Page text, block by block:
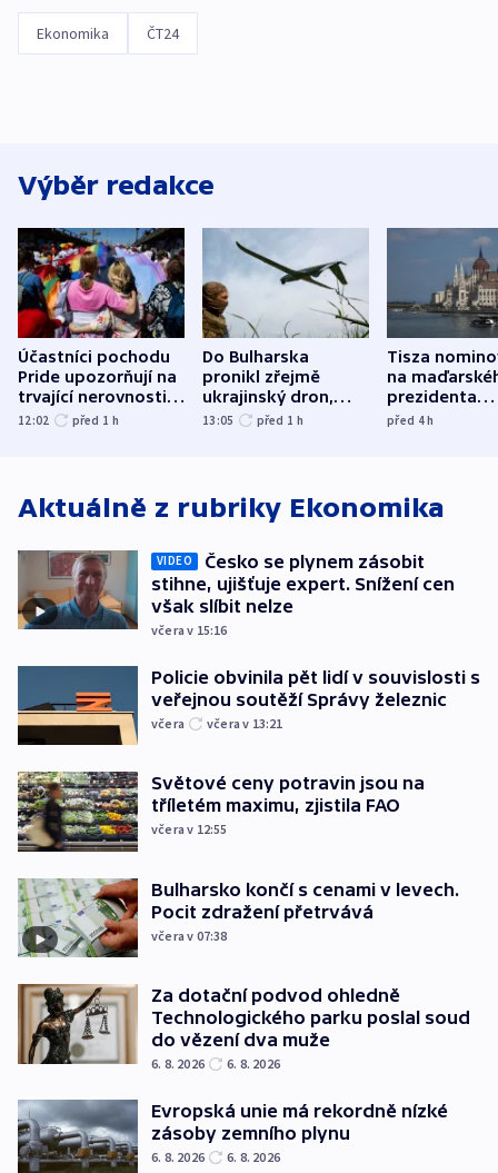
Ekonomika ČT24
Výběr redakce
Účastníci pochodu
Pride upozorňují na
trvající nerovnosti i
společenskou
12:02 před 1 h
Do Bulharska
pronikl zřejmě
ukrajinský dron,
explodoval kilometr
13:05 před 1 h
Tisza
na
prezidenta
bývalého
před 4h
Aktuálně z rubriky Ekonomika
VIDEO
Česko se plynem zásobit
stihne, ujišťuje expert. Snížení cen
však slíbit nelze
včera v 15:16
Policie obvinila pět lidí v souvislosti s
veřejnou soutěží Správy železnic
včera včera v 13:21
Světové ceny potravin jsou na
tříletém maximu, zjistila FAO
včera v 12:55
Bulharsko končí s cenami v levech.
Pocit zdražení přetrvává
včera v 07:38
Za dotační podvod ohledně
Technologického parku poslal soud
do vězení dva muže
6. 8. 2026 6. 8. 2026
Evropská unie má rekordně nízké
zásoby zemního plynu
6. 8. 2026 6. 8. 2026